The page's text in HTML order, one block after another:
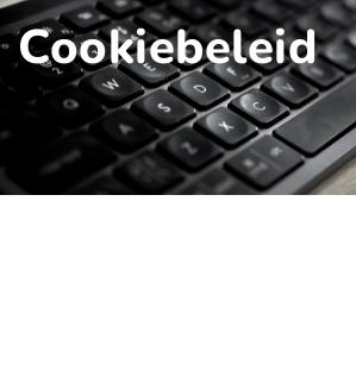
Cookiebeleid